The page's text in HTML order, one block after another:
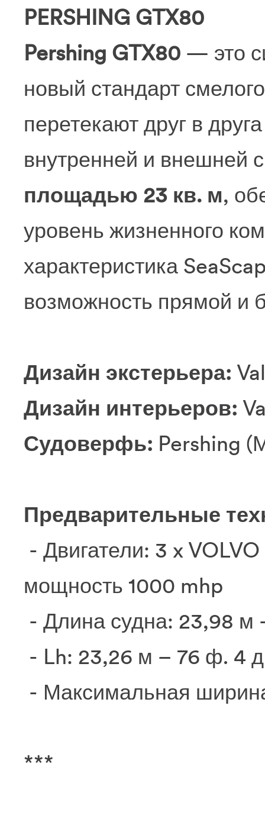
PERSHING GTX80
Pershing GTX80 — это
новый стандарт
перетекают друг в
внутренней и внешней
площадью 23 кв. м,
уровень жизненного
характеристика
возможность прямой и
Дизайн экстерьера:
Дизайн интерьеров:
Судоверфь: Pershing
Предварительные
- Двигатели: 3 x
мощность 1000 mhp
- Длина судна: 23,98 м
- Lh: 23,26 м – 76 ф. 4
- Максимальная
***